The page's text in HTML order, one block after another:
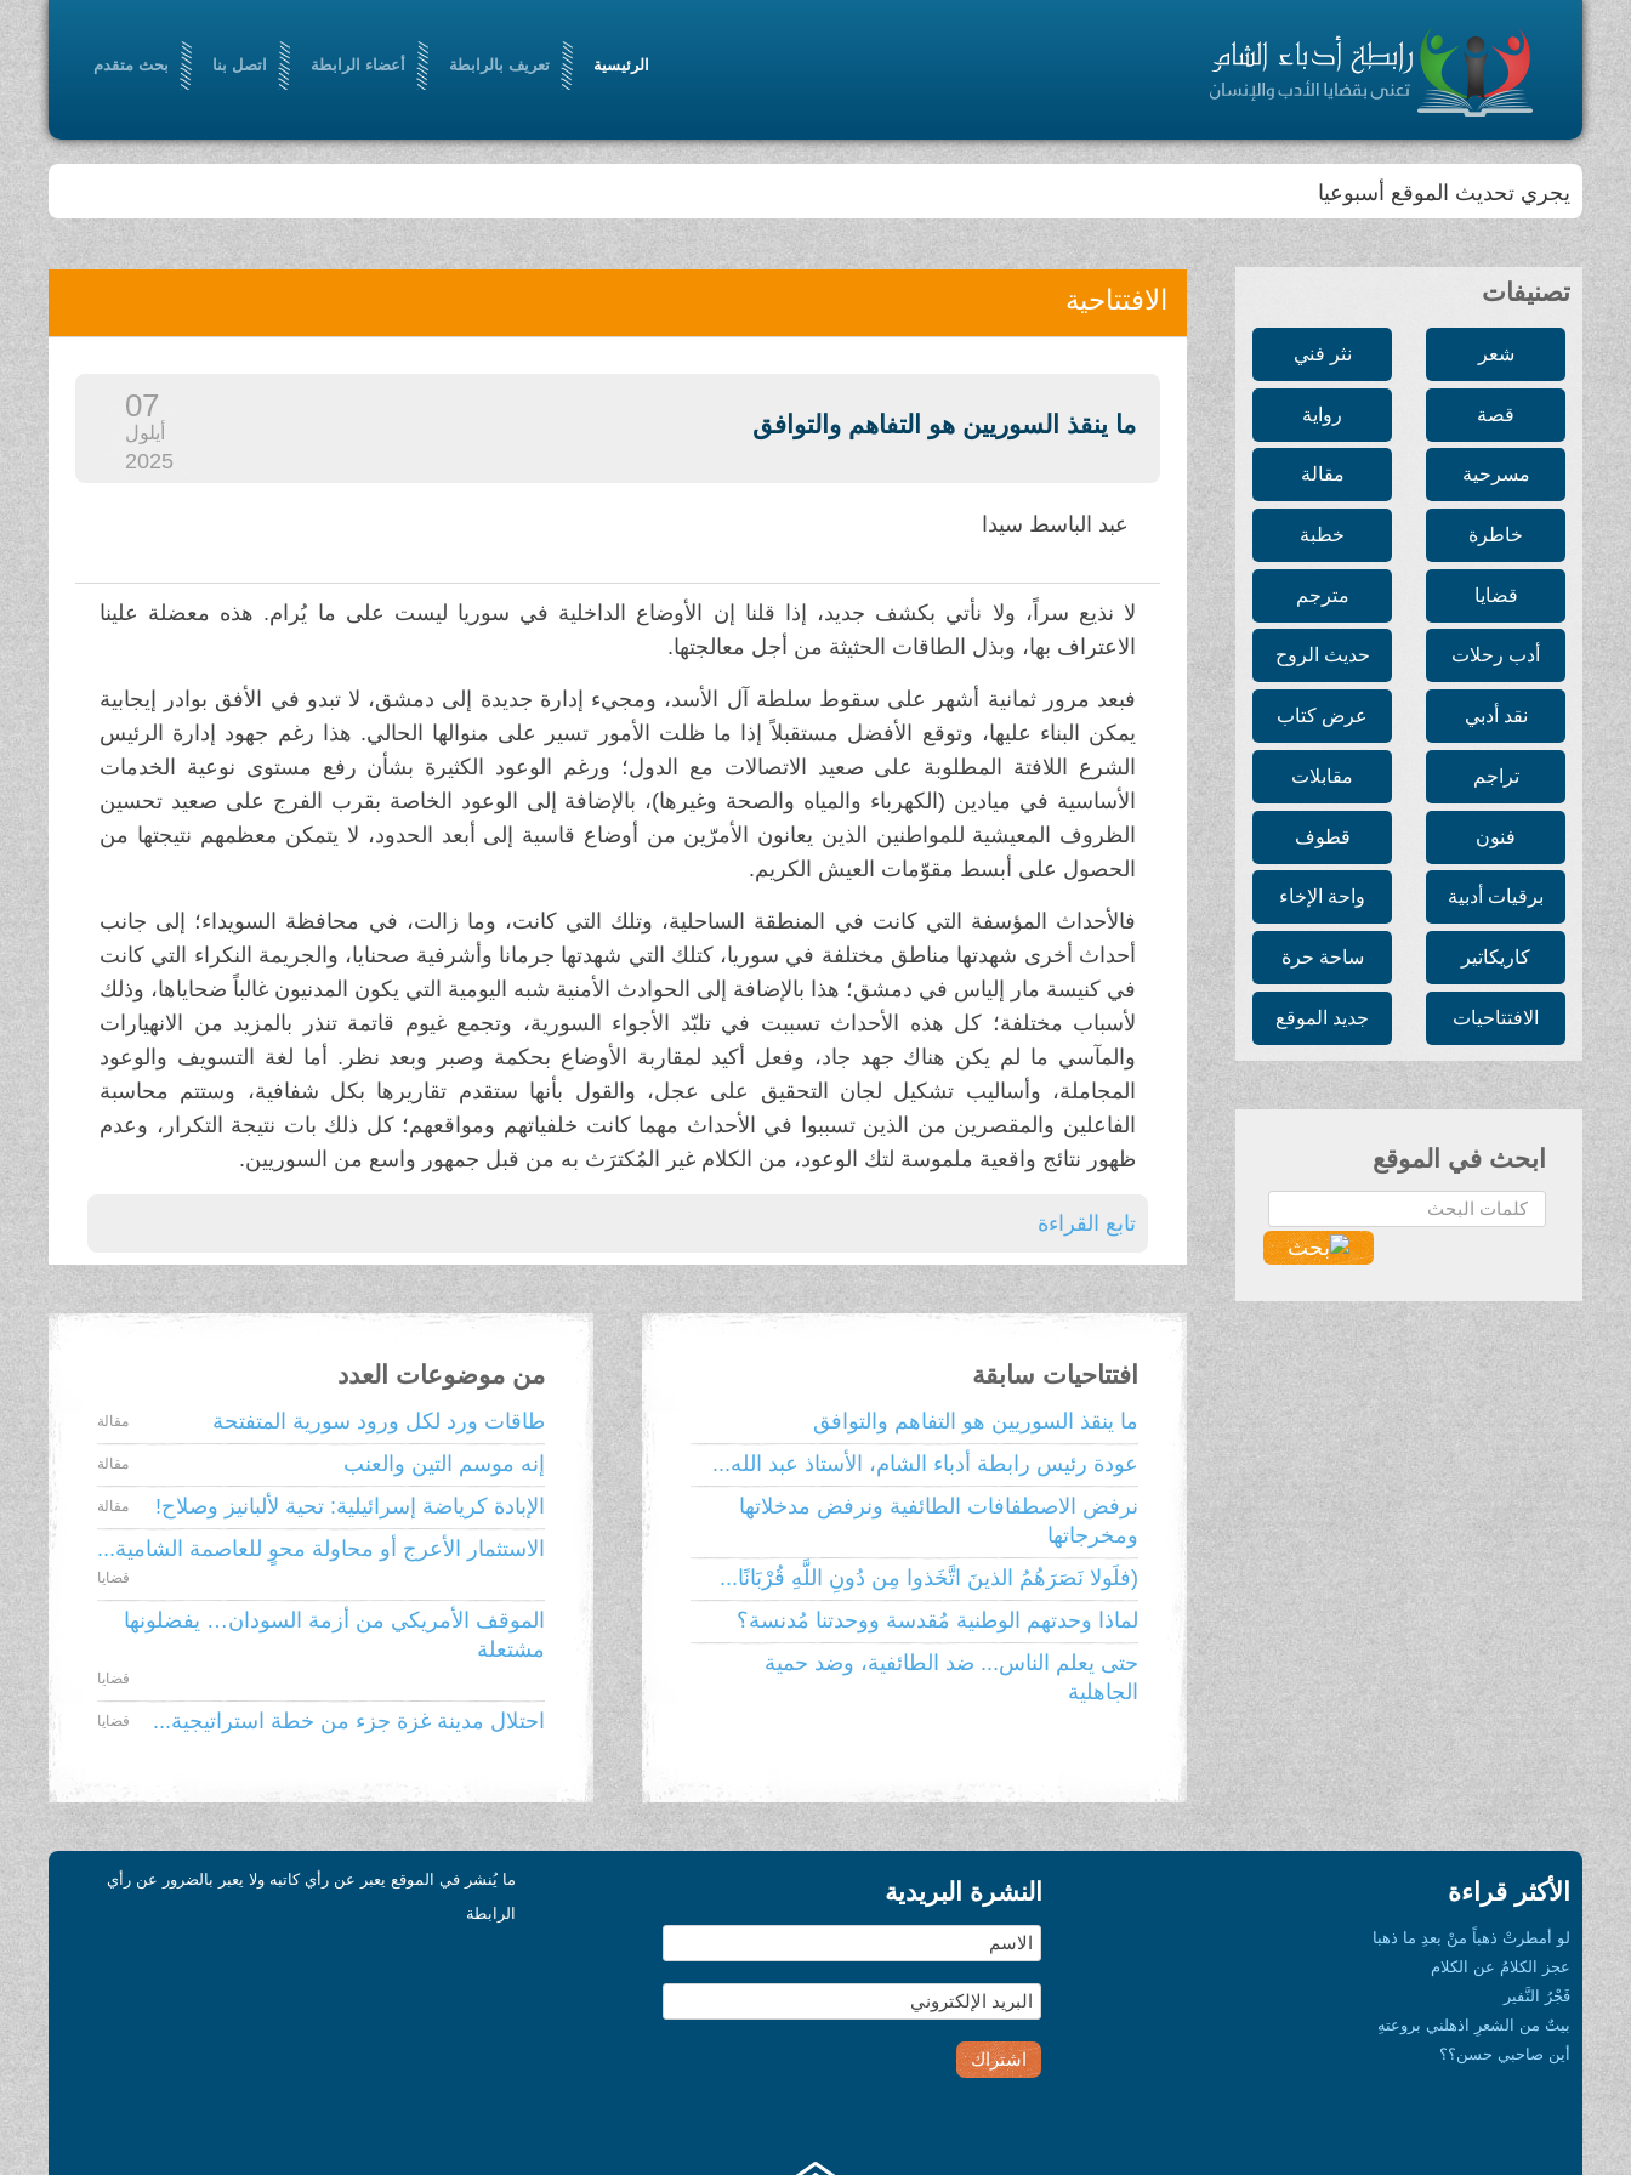
الرئيسية تعريف بالرابطة أعضاء الرابطة اتصل بنا بحث متقدم
يجري تحديث الموقع أسبوعيا
تصنيفات
شعر نثر فني
قصة رواية
مسرحية مقالة
خاطرة خطبة
قضايا مترجم
أدب رحلات حديث الروح
نقد أدبي عرض كتاب
تراجم مقابلات
فنون قطوف
برقيات أدبية واحة الإخاء
كاريكاتير ساحة حرة
الافتتاحيات جديد الموقع
ابحث في الموقع
البحث...
الافتتاحية
ما ينقذ السوريين هو التفاهم والتوافق
07
أيلول
2025
عبد الباسط سيدا
لا نذيع سراً، ولا نأتي بكشف جديد، إذا قلنا إن الأوضاع الداخلية في سوريا ليست على ما يُرام. هذه معضلة علينا
الاعتراف بها، وبذل الطاقات الحثيثة من أجل معالجتها.
فبعد مرور ثمانية أشهر على سقوط سلطة آل الأسد، ومجيء إدارة جديدة إلى دمشق، لا تبدو في الأفق بوادر إيجابية
يمكن البناء عليها، وتوقع الأفضل مستقبلاً إذا ما ظلت الأمور تسير على منوالها الحالي. هذا رغم جهود إدارة الرئيس
الشرع اللافتة المطلوبة على صعيد الاتصالات مع الدول؛ ورغم الوعود الكثيرة بشأن رفع مستوى نوعية الخدمات
الأساسية في ميادين (الكهرباء والمياه والصحة وغيرها)، بالإضافة إلى الوعود الخاصة بقرب الفرج على صعيد تحسين
الظروف المعيشية للمواطنين الذين يعانون الأمرّين من أوضاع قاسية إلى أبعد الحدود، لا يتمكن معظمهم نتيجتها من
الحصول على أبسط مقوّمات العيش الكريم.
فالأحداث المؤسفة التي كانت في المنطقة الساحلية، وتلك التي كانت، وما زالت، في محافظة السويداء؛ إلى جانب
أحداث أخرى شهدتها مناطق مختلفة في سوريا، كتلك التي شهدتها جرمانا وأشرفية صحنايا، والجريمة النكراء التي كانت
في كنيسة مار إلياس في دمشق؛ هذا بالإضافة إلى الحوادث الأمنية شبه اليومية التي يكون المدنيون غالباً ضحاياها، وذلك
لأسباب مختلفة؛ كل هذه الأحداث تسببت في تلبّد الأجواء السورية، وتجمع غيوم قاتمة تنذر بالمزيد من الانهيارات
والمآسي ما لم يكن هناك جهد جاد، وفعل أكيد لمقاربة الأوضاع بحكمة وصبر وبعد نظر. أما لغة التسويف والوعود
المجاملة، وأساليب تشكيل لجان التحقيق على عجل، والقول بأنها ستقدم تقاريرها بكل شفافية، وستتم محاسبة
الفاعلين والمقصرين من الذين تسببوا في الأحداث مهما كانت خلفياتهم ومواقعهم؛ كل ذلك بات نتيجة التكرار، وعدم
ظهور نتائج واقعية ملموسة لتك الوعود، من الكلام غير المُكترَث به من قبل جمهور واسع من السوريين.
تابع القراءة
افتتاحيات سابقة
ما ينقذ السوريين هو التفاهم والتوافق
عودة رئيس رابطة أدباء الشام، الأستاذ عبد الله...
نرفض الاصطفافات الطائفية ونرفض مدخلاتها
ومخرجاتها
(فلَولا نَصَرَهُمُ الذينَ اتَّخَذوا مِن دُونِ اللَّهِ قُرْبَانًا...
لماذا وحدتهم الوطنية مُقدسة ووحدتنا مُدنسة؟
حتى يعلم الناس... ضد الطائفية، وضد حمية
الجاهلية
من موضوعات العدد
طاقات ورد لكل ورود سورية المتفتحة مقالة
إنه موسم التين والعنب مقالة
الإبادة كرياضة إسرائيلية: تحية لألبانيز وصلاح! مقالة
الاستثمار الأعرج أو محاولة محوٍ للعاصمة الشامية...
قضايا
الموقف الأمريكي من أزمة السودان… يفضلونها
مشتعلة
قضايا
احتلال مدينة غزة جزء من خطة استراتيجية... قضايا
الأكثر قراءة
لو أمطرتْ ذهباً منْ بعدِ ما ذهبا
عجز الكلامُ عن الكلام
فَجْرُ النَّفير
بيتٌ من الشعرِ اذهلني بروعتهِ
أين صاحبي حسن؟؟
النشرة البريدية
ما يُنشر في الموقع يعبر عن رأي كاتبه ولا يعبر بالضرور عن رأي
الرابطة